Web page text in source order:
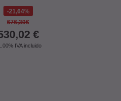
21,64%
676,39€
€
IVA incluido